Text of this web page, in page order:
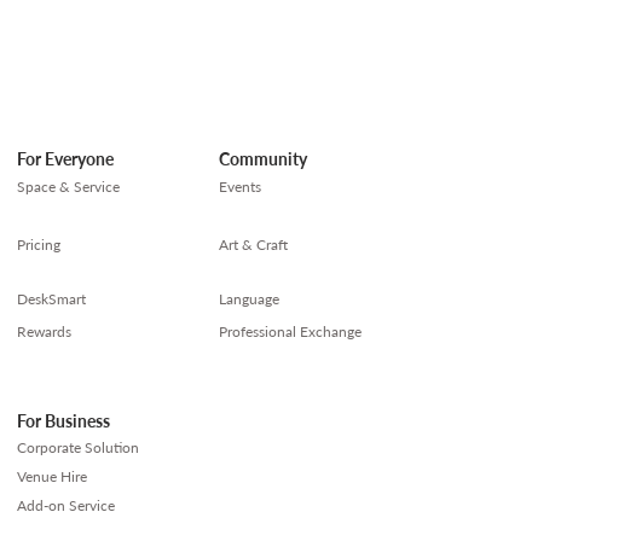
For Everyone
Space & Service
Pricing
DeskSmart
Rewards
Community
Events
Art & Craft
Language
Professional Exchange
For Business
Corporate Solution
Venue Hire
Add-on Service